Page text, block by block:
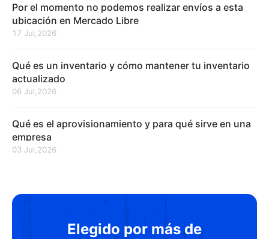
Por el momento no podemos realizar envíos a esta
ubicación en Mercado Libre
17 Jul,2026
Qué es un inventario y cómo mantener tu inventario
actualizado
06 Jul,2026
Qué es el aprovisionamiento y para qué sirve en una
empresa
03 Jul,2026
Elegido por más de